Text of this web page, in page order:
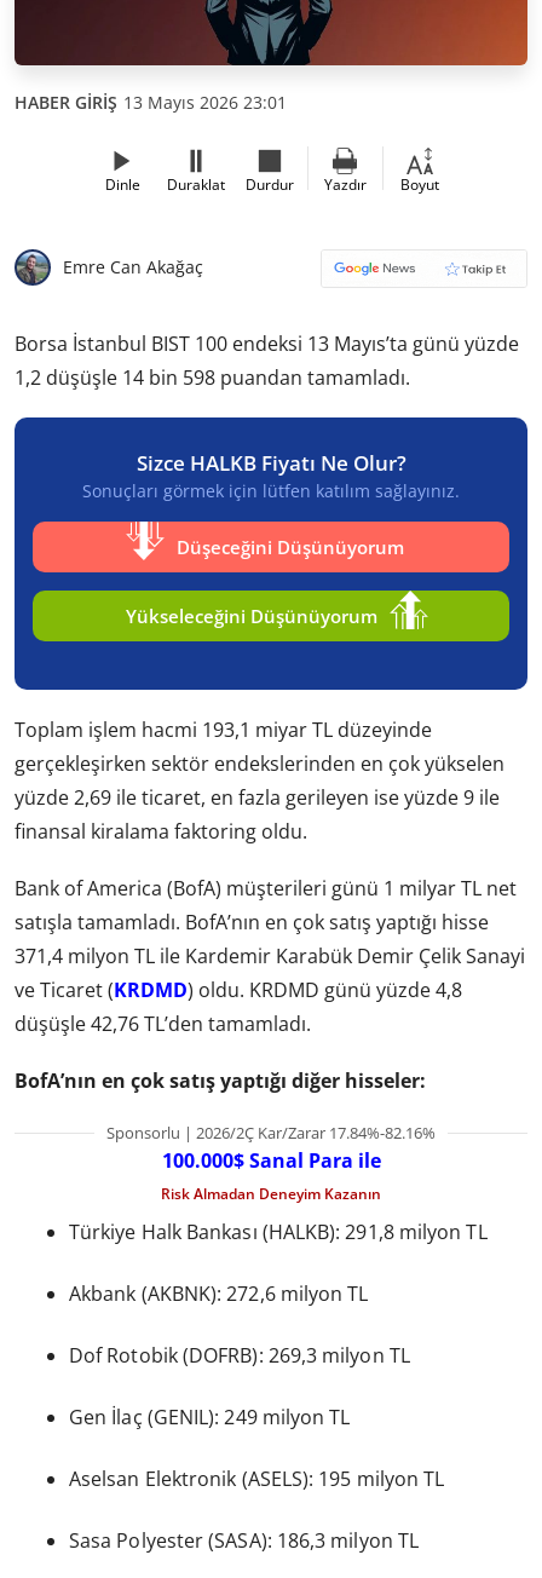
HABER GİRİŞ 13 Mayıs 2026 23:01
Dinle Duraklat Durdur Yazdır Boyut
Emre Can Akağaç
Borsa İstanbul BIST 100 endeksi 13 Mayıs’ta günü yüzde
1,2 düşüşle 14 bin 598 puandan tamamladı.
Sizce HALKB Fiyatı Ne Olur?
Sonuçları görmek için lütfen katılım sağlayınız.
Düşeceğini Düşünüyorum
Yükseleceğini Düşünüyorum
Toplam işlem hacmi 193,1 miyar TL düzeyinde
gerçekleşirken sektör endekslerinden en çok yükselen
yüzde 2,69 ile ticaret, en fazla gerileyen ise yüzde 9 ile
finansal kiralama faktoring oldu.
Bank of America (BofA) müşterileri günü 1 milyar TL net
satışla tamamladı. BofA’nın en çok satış yaptığı hisse
371,4 milyon TL ile Kardemir Karabük Demir Çelik Sanayi
ve Ticaret (KRDMD) oldu. KRDMD günü yüzde 4,8
düşüşle 42,76 TL’den tamamladı.
BofA’nın en çok satış yaptığı diğer hisseler:
Sponsorlu | 2026/2Ç Kar/Zarar 17.84%-82.16%
100.000$ Sanal Para ile
Risk Almadan Deneyim Kazanın
Türkiye Halk Bankası (HALKB): 291,8 milyon TL
Akbank (AKBNK): 272,6 milyon TL
Dof Rotobik (DOFRB): 269,3 milyon TL
Gen İlaç (GENIL): 249 milyon TL
Aselsan Elektronik (ASELS): 195 milyon TL
Sasa Polyester (SASA): 186,3 milyon TL